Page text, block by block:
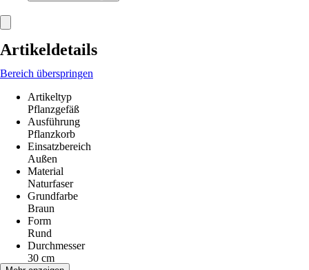
Artikeldetails
Bereich überspringen
Artikeltyp
Pflanzgefäß
Ausführung
Pflanzkorb
Einsatzbereich
Außen
Material
Naturfaser
Grundfarbe
Braun
Form
Rund
Durchmesser
30 cm